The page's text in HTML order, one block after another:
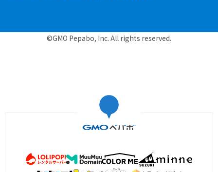
©GMO Pepabo, Inc. All rights reserved.